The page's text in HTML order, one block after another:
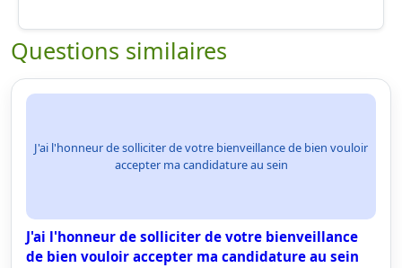
Questions similaires
J'ai l'honneur de solliciter de votre bienveillance de bien vouloir
accepter ma candidature au sein
J'ai l'honneur de solliciter de votre bienveillance
de bien vouloir accepter ma candidature au sein